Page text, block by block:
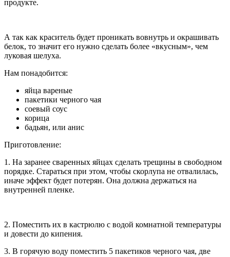
продукте.
А так как краситель будет проникать вовнутрь и окрашивать
белок, то значит его нужно сделать более «вкусным», чем
луковая шелуха.
Нам понадобится:
яйца вареные
пакетики черного чая
соевый соус
корица
бадьян, или анис
Приготовление:
1. На заранее сваренных яйцах сделать трещины в свободном
порядке. Стараться при этом, чтобы скорлупа не отвалилась,
иначе эффект будет потерян. Она должна держаться на
внутренней пленке.
2. Поместить их в кастрюлю с водой комнатной температуры
и довести до кипения.
3. В горячую воду поместить 5 пакетиков черного чая, две